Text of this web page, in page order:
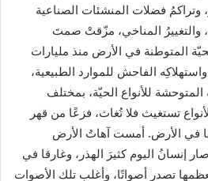
وتراكمُ فضلات المنشئات الصناعية
والتغييرُ المناخي، مزّقتْ صمتَ
المتوطنة في الأرض منذ مليارات
الفاحش للموارد الطبيعية،
للأنواع الحيّة، بمختلف
تستغيث فلا تُغاث، فزعًا من قهر
في الأرض. أمست آهاتُ الأرض
إنسانُ اليوم كثيرَ الهذر، وغارقا في
تصدر أصواتًا، وأغلب تلك الأصوات